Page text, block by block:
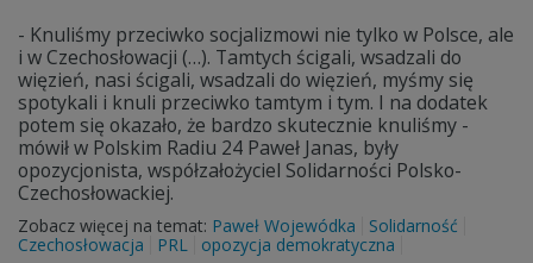
- Knuliśmy przeciwko socjalizmowi nie tylko w Polsce, ale
i w Czechosłowacji (…). Tamtych ścigali, wsadzali do
więzień, nasi ścigali, wsadzali do więzień, myśmy się
spotykali i knuli przeciwko tamtym i tym. I na dodatek
potem się okazało, że bardzo skutecznie knuliśmy -
mówił w Polskim Radiu 24 Paweł Janas, były
opozycjonista, współzałożyciel Solidarności Polsko-
Czechosłowackiej.
Zobacz więcej na temat: Paweł Wojewódka
Solidarność
Czechosłowacja
PRL opozycja demokratyczna